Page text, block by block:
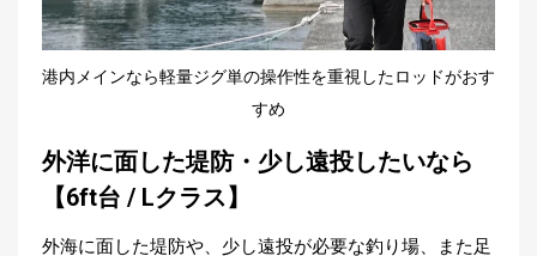
港内メインなら軽量ジグ単の操作性を重視したロッドがおす
すめ
外洋に面した堤防・少し遠投したいなら
【6ft台 / Lクラス】
外海に面した堤防や、少し遠投が必要な釣り場、また足